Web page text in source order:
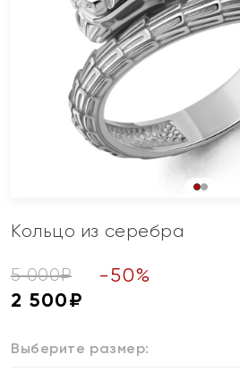
Кольцо из серебра
5 000₽ -50%
2 500₽
Выберите размер: